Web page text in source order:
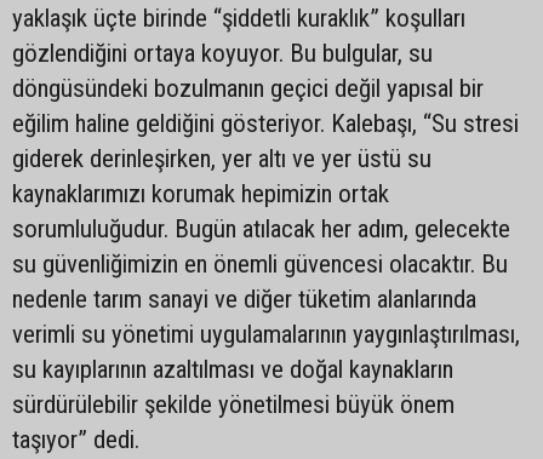
yaklaşık üçte birinde “şiddetli kuraklık” koşulları
gözlendiğini ortaya koyuyor. Bu bulgular, su
döngüsündeki bozulmanın geçici değil yapısal bir
eğilim haline geldiğini gösteriyor. Kalebaşı, “Su stresi
giderek derinleşirken, yer altı ve yer üstü su
kaynaklarımızı korumak hepimizin ortak
sorumluluğudur. Bugün atılacak her adım, gelecekte
su güvenliğimizin en önemli güvencesi olacaktır. Bu
nedenle tarım sanayi ve diğer tüketim alanlarında
verimli su yönetimi uygulamalarının yaygınlaştırılması,
su kayıplarının azaltılması ve doğal kaynakların
sürdürülebilir şekilde yönetilmesi büyük önem
taşıyor” dedi.